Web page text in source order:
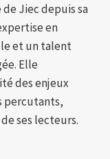
Jiec depuis sa
en
et un talent
Elle
des enjeux
percutants,
ses lecteurs.